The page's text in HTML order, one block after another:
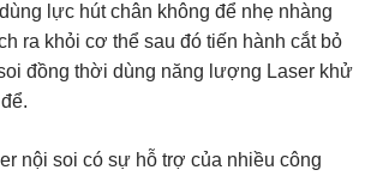
lực hút chân không để nhẹ nhàng
ra khỏi cơ thể sau đó tiến hành cắt bỏ
đồng thời dùng năng lượng Laser khử
nội soi có sự hỗ trợ của nhiều công